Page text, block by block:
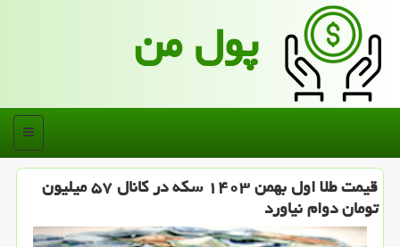
پول من
منو
قیمت طلا اول بهمن ۱۴۰۳ سکه در کانال ۵۷ میلیون
تومان دوام نیاورد